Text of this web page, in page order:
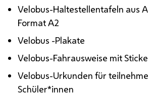
Velobus-Haltestellentafeln aus
Format A2
Velobus -Plakate
Velobus-Fahrausweise mit
Velobus-Urkunden für
Schüler*innen